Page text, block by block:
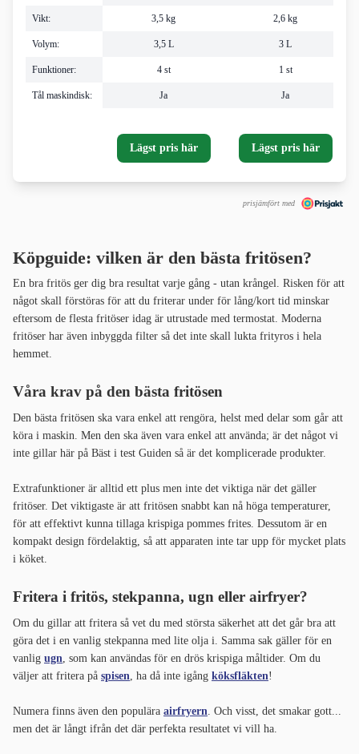
Vikt:
Volym:
Funktioner:
Tål maskindisk:
3,5 kg
3,5 L
4 st
Ja
Lägst pris här
2,6 kg
3 L
1 st
Ja
Lägst pris här
prisjämfört med
Köpguide: vilken är den bästa fritösen?
En bra fritös ger dig bra resultat varje gång - utan krångel. Risken för att
något skall förstöras för att du friterar under för lång/kort tid minskar
eftersom de flesta fritöser idag är utrustade med termostat. Moderna
fritöser har även inbyggda filter så det inte skall lukta frityros i hela
hemmet.
Våra krav på den bästa fritösen
Den bästa fritösen ska vara enkel att rengöra, helst med delar som går att
köra i maskin. Men den ska även vara enkel att använda; är det något vi
inte gillar här på Bäst i test Guiden så är det komplicerade produkter.
Extrafunktioner är alltid ett plus men inte det viktiga när det gäller
fritöser. Det viktigaste är att fritösen snabbt kan nå höga temperaturer,
för att effektivt kunna tillaga krispiga pommes frites. Dessutom är en
kompakt design fördelaktig, så att apparaten inte tar upp för mycket plats
i köket.
Fritera i fritös, stekpanna, ugn eller airfryer?
Om du gillar att fritera så vet du med största säkerhet att det går bra att
göra det i en vanlig stekpanna med lite olja i. Samma sak gäller för en
vanlig ugn, som kan användas för en drös krispiga måltider. Om du
väljer att fritera på spisen, ha då inte igång köksfläkten!
Numera finns även den populära airfryern. Och visst, det smakar gott...
men det är långt ifrån det där perfekta resultatet vi vill ha.